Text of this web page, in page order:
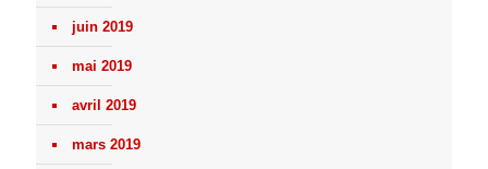
juin 2019
mai 2019
avril 2019
mars 2019